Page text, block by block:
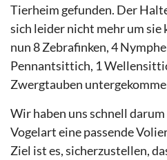
Tierheim gefunden. Der
sich leider nicht mehr um sie
nun 8 Zebrafinken, 4
Pennantsittich, 1
Zwergtauben
Wir haben uns schnell
Vogelart eine passende
Ziel ist es, sicherzustellen,